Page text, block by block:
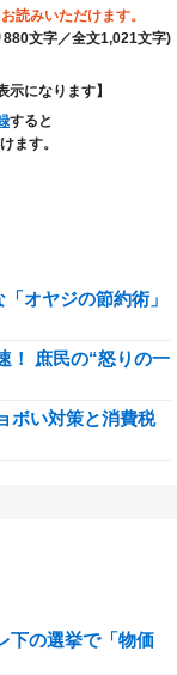
読みいただけます。
880文字／全文1,021文字)
示になります】
すると
ます。
オヤジの節約術」
！ 庶民の“怒りの一
ボい対策と消費税
下の選挙で「物価